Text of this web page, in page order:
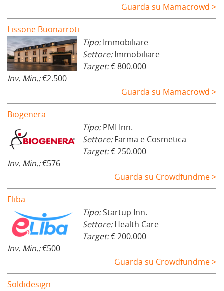
Guarda su Mamacrowd >
Lissone Buonarroti
Tipo:Immobiliare
Settore:Immobiliare
Target:€ 800.000
Inv. Min.:€2.500
Guarda su Mamacrowd >
Biogenera
Tipo:PMI Inn.
Settore:Farma e Cosmetica
Target:€ 250.000
Inv. Min.:€576
Guarda su Crowdfundme >
Eliba
Tipo:Startup Inn.
Settore:Health Care
Target:€ 200.000
Inv. Min.:€500
Guarda su Crowdfundme >
Soldidesign